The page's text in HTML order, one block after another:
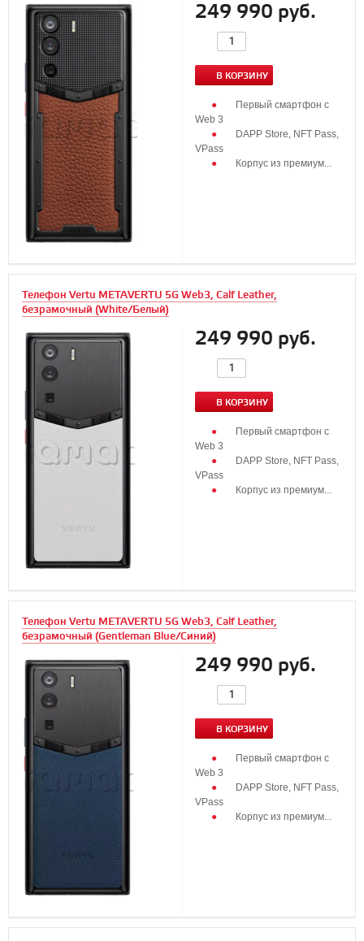
249 990 руб.
В КОРЗИНУ
Первый смартфон с
Web 3
DAPP Store, NFT Pass,
VPass
Корпус из премиум...
Телефон Vertu METAVERTU 5G Web3, Calf Leather,
безрамочный (White/Белый)
249 990 руб.
В КОРЗИНУ
Первый смартфон с
Web 3
DAPP Store, NFT Pass,
VPass
Корпус из премиум...
Телефон Vertu METAVERTU 5G Web3, Calf Leather,
безрамочный (Gentleman Blue/Синий)
249 990 руб.
В КОРЗИНУ
Первый смартфон с
Web 3
DAPP Store, NFT Pass,
VPass
Корпус из премиум...